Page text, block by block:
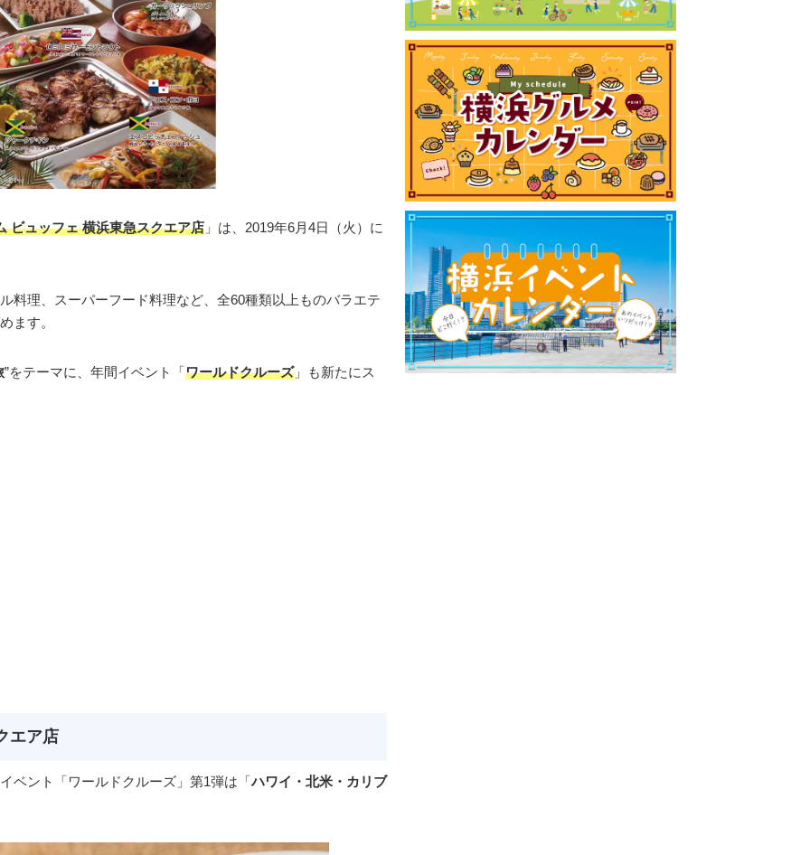
ビュッフェ 横浜東急スクエア店 」は、2019年6月4日（火）に
料理、スーパーフード料理など、全60種類以上ものバラエテ
ます。
”をテーマに、年間イベント「ワールドクルーズ」も新たにス
エア店
ベント「ワールドクルーズ」第1弾は「ハワイ・北米・カリブ